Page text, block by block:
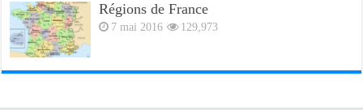
Régions de France
7 mai 2016 129,973